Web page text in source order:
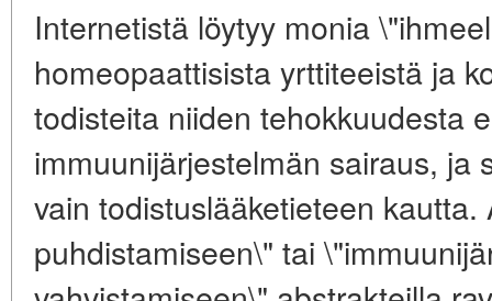
Internetistä löytyy monia
homeopaattisista yrttiteeistä ja
todisteita niiden tehokkuudesta
immuunijärjestelmän sairaus, ja
vain todistuslääketieteen kautta.
puhdistamiseen\" tai